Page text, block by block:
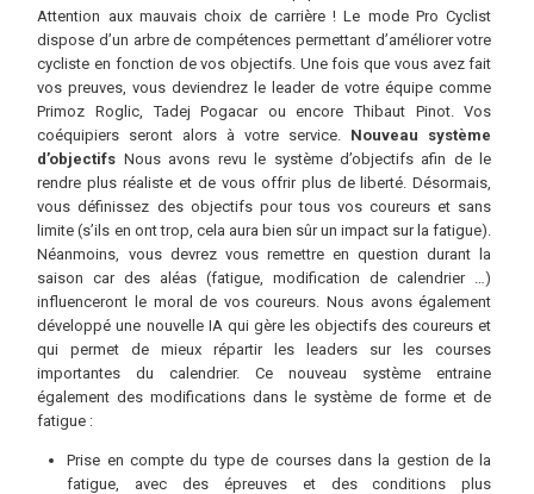
Attention aux mauvais choix de carrière ! Le mode Pro Cyclist
dispose d’un arbre de compétences permettant d’améliorer votre
cycliste en fonction de vos objectifs. Une fois que vous avez fait
vos preuves, vous deviendrez le leader de votre équipe comme
Primoz Roglic, Tadej Pogacar ou encore Thibaut Pinot. Vos
coéquipiers seront alors à votre service. Nouveau système
d’objectifs Nous avons revu le système d’objectifs afin de le
rendre plus réaliste et de vous offrir plus de liberté. Désormais,
vous définissez des objectifs pour tous vos coureurs et sans
limite (s’ils en ont trop, cela aura bien sûr un impact sur la fatigue).
Néanmoins, vous devrez vous remettre en question durant la
saison car des aléas (fatigue, modification de calendrier …)
influenceront le moral de vos coureurs. Nous avons également
développé une nouvelle IA qui gère les objectifs des coureurs et
qui permet de mieux répartir les leaders sur les courses
importantes du calendrier. Ce nouveau système entraine
également des modifications dans le système de forme et de
fatigue :
Prise en compte du type de courses dans la gestion de la
fatigue, avec des épreuves et des conditions plus